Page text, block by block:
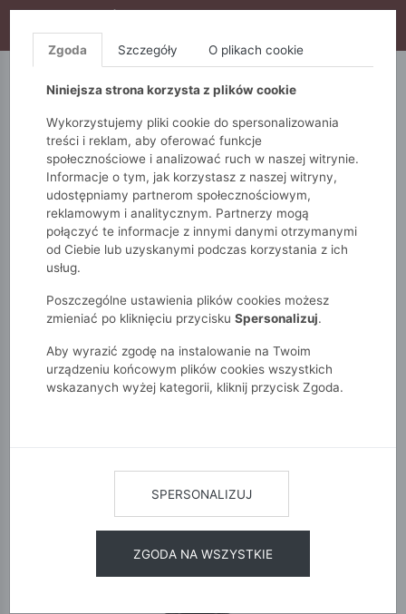
S10), DODATKOWE 15% ZA 3SZT (KOD: S15)
5.10.15. QUIOSQUE
Monnari Torby Crossbody
CROSSBODY
POKAŻ FILTRY
Zgoda Szczegóły O plikach cookie
Niniejsza strona korzysta z plików cookie
Wykorzystujemy pliki cookie do spersonalizowania
treści i reklam, aby oferować funkcje
społecznościowe i analizować ruch w naszej witrynie.
Informacje o tym, jak korzystasz z naszej witryny,
udostępniamy partnerom społecznościowym,
reklamowym i analitycznym. Partnerzy mogą
połączyć te informacje z innymi danymi otrzymanymi
od Ciebie lub uzyskanymi podczas korzystania z ich
usług.
Poszczególne ustawienia plików cookies możesz
zmieniać po kliknięciu przycisku Spersonalizuj.
Aby wyrazić zgodę na instalowanie na Twoim
urządzeniu końcowym plików cookies wszystkich
wskazanych wyżej kategorii, kliknij przycisk Zgoda.
SPERSONALIZUJ
ZGODA NA WSZYSTKIE